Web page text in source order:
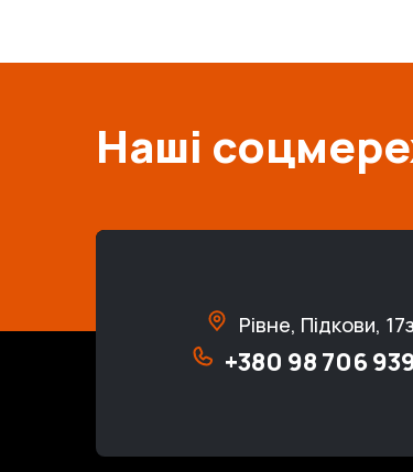
Наші
Рівне, Підкови, 17з
+380 98 706